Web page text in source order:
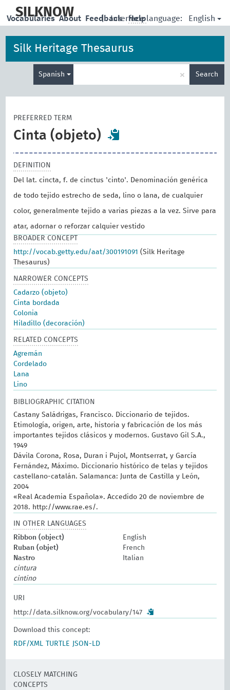
main
SILKNOW | Interface language: English
Vocabularies About Feedback Help
Silk Heritage Thesaurus
Spanish × Search
PREFERRED TERM
Cinta (objeto)
DEFINITION
Del lat. cincta, f. de cinctus 'cinto'. Denominación genérica
de todo tejido estrecho de seda, lino o lana, de cualquier
color, generalmente tejido a varias piezas a la vez. Sirve para
atar, adornar o reforzar calquier vestido
BROADER CONCEPT
http://vocab.getty.edu/aat/300191091 (Silk Heritage
Thesaurus)
NARROWER CONCEPTS
Cadarzo (objeto)
Cinta bordada
Colonia
Hiladillo (decoración)
RELATED CONCEPTS
Agremán
Cordelado
Lana
Lino
BIBLIOGRAPHIC CITATION
Castany Saládrigas, Francisco. Diccionario de tejidos.
Etimología, origen, arte, historia y fabricación de los más
importantes tejidos clásicos y modernos. Gustavo Gil S.A.,
1949
Dávila Corona, Rosa, Duran i Pujol, Montserrat, y García
Fernández, Máximo. Diccionario histórico de telas y tejidos
castellano-catalán. Salamanca: Junta de Castilla y León,
2004
«Real Academia Española». Accedido 20 de noviembre de
2018. http://www.rae.es/.
IN OTHER LANGUAGES
Ribbon (object)
English
Ruban (objet)
French
Nastro
Italian
cintura
cintino
URI
http://data.silknow.org/vocabulary/147
Download this concept:
RDF/XML
TURTLE JSON-LD
CLOSELY MATCHING
CONCEPTS